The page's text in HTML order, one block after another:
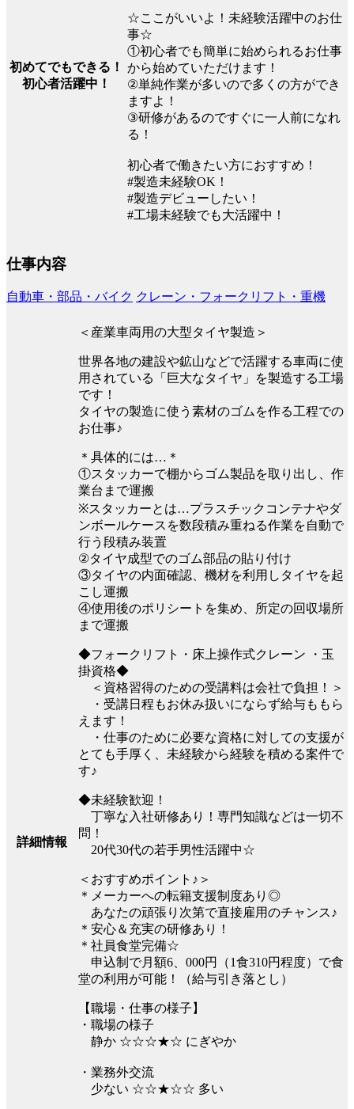
初めてでもできる！
初心者活躍中！
☆ここがいいよ！未経験活躍中のお仕
事☆
①初心者でも簡単に始められるお仕事
から始めていただけます！
②単純作業が多いので多くの方ができ
ますよ！
③研修があるのですぐに一人前になれ
る！
初心者で働きたい方におすすめ！
#製造未経験OK！
#製造デビューしたい！
#工場未経験でも大活躍中！
仕事内容
自動車・部品・バイク クレーン・フォークリフト・重機
詳細情報
＜産業車両用の大型タイヤ製造＞
世界各地の建設や鉱山などで活躍する車両に使
用されている「巨大なタイヤ」を製造する工場
です！
タイヤの製造に使う素材のゴムを作る工程での
お仕事♪
＊具体的には…＊
①スタッカーで棚からゴム製品を取り出し、作
業台まで運搬
※スタッカーとは…プラスチックコンテナやダ
ンボールケースを数段積み重ねる作業を自動で
行う段積み装置
②タイヤ成型でのゴム部品の貼り付け
③タイヤの内面確認、機材を利用しタイヤを起
こし運搬
④使用後のポリシートを集め、所定の回収場所
まで運搬
◆フォークリフト・床上操作式クレーン ・玉
掛資格◆
＜資格習得のための受講料は会社で負担！＞
・受講日程もお休み扱いにならず給与ももら
えます！
・仕事のために必要な資格に対しての支援が
とても手厚く、未経験から経験を積める案件で
す♪
◆未経験歓迎！
丁寧な入社研修あり！専門知識などは一切不
問！
20代30代の若手男性活躍中☆
＜おすすめポイント♪＞
＊メーカーへの転籍支援制度あり◎
あなたの頑張り次第で直接雇用のチャンス♪
＊安心＆充実の研修あり！
＊社員食堂完備☆
申込制で月額6、000円（1食310円程度）で食
堂の利用が可能！（給与引き落とし）
【職場・仕事の様子】
・職場の様子
静か ☆☆☆★☆ にぎやか
・業務外交流
少ない ☆☆★☆☆ 多い